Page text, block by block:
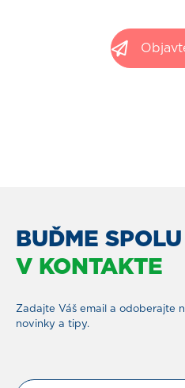
BUĎME SPOLU
V KONTAKTE
Zadajte Váš email a odoberajte
novinky a tipy.